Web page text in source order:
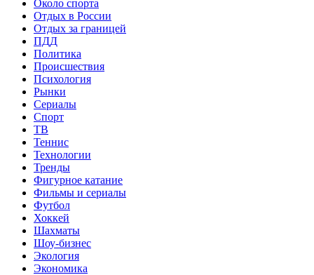
Около спорта
Отдых в России
Отдых за границей
ПДД
Политика
Происшествия
Психология
Рынки
Сериалы
Спорт
ТВ
Теннис
Технологии
Тренды
Фигурное катание
Фильмы и сериалы
Футбол
Хоккей
Шахматы
Шоу-бизнес
Экология
Экономика